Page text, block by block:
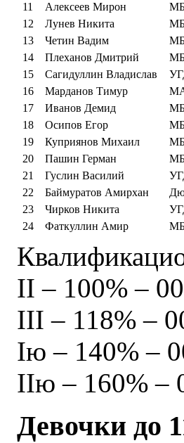
11
Алексеев Мирон
12
Лунев Никита
13
Четин Вадим
14
Плеханов Дмитрий
15
Сагидуллин Владислав
16
Марданов Тимур
17
Иванов Демид
18
Осипов Егор
19
Куприянов Михаил
20
Пашин Герман
21
Гуслин Василий
22
Баймуратов Амирхан
23
Чирков Никита
24
Фаткуллин Амир
II – 100% –
III – 118% –
Iю – 140% –
IIю – 160% –
Девочки до